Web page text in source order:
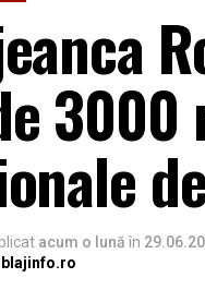
acum o lună în
blajinfo.ro